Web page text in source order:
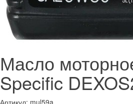
Масло
Specific
Артикул: mul59a